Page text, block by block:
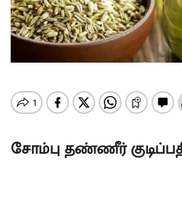
சோம்பு தண்ணீர்